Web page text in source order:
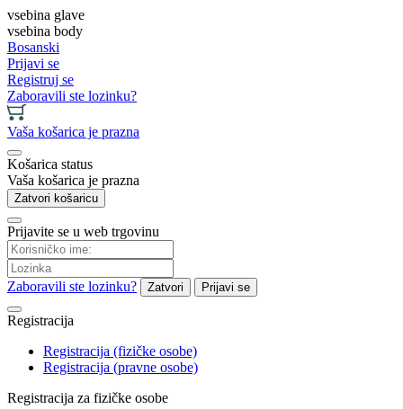
vsebina glave
vsebina body
Bosanski
Prijavi se
Registruj se
Zaboravili ste lozinku?
Vaša košarica je prazna
Košarica status
Vaša košarica je prazna
Zatvori košaricu
Prijavite se u web trgovinu
Zaboravili ste lozinku? Zatvori Prijavi se
Registracija
Registracija (fizičke osobe)
Registracija (pravne osobe)
Registracija za fizičke osobe